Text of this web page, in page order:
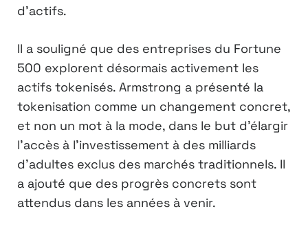
d’actifs.
Il a souligné que des entreprises du Fortune
500 explorent désormais activement les
actifs tokenisés. Armstrong a présenté la
tokenisation comme un changement concret,
et non un mot à la mode, dans le but d’élargir
l’accès à l’investissement à des milliards
d’adultes exclus des marchés traditionnels. Il
a ajouté que des progrès concrets sont
attendus dans les années à venir.